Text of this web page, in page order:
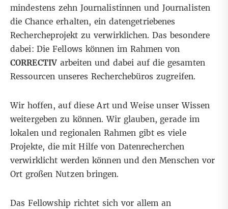
mindestens zehn Journalistinnen und Journalisten
die Chance erhalten, ein datengetriebenes
Rechercheprojekt zu verwirklichen. Das besondere
dabei: Die Fellows können im Rahmen von
CORRECTIVarbeiten und dabei auf die gesamten
Ressourcen unseres Recherchebüros zugreifen.
Wir hoffen, auf diese Art und Weise unser Wissen
weitergeben zu können. Wir glauben, gerade im
lokalen und regionalen Rahmen gibt es viele
Projekte, die mit Hilfe von Datenrecherchen
verwirklicht werden können und den Menschen vor
Ort großen Nutzen bringen.
Das Fellowship richtet sich vor allem an